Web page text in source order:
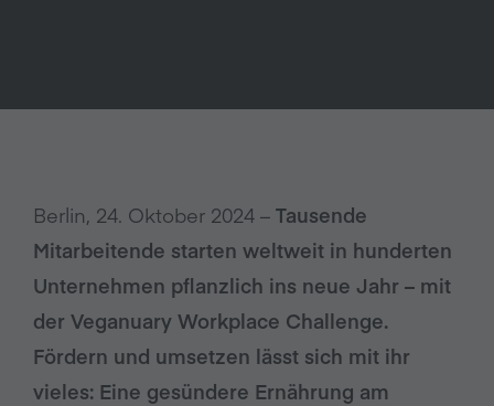
Berlin, 24. Oktober 2024 – Tausende
Mitarbeitende starten weltweit in hunderten
Unternehmen pflanzlich ins neue Jahr – mit
der Veganuary Workplace Challenge.
Fördern und umsetzen lässt sich mit ihr
vieles: Eine gesündere Ernährung am